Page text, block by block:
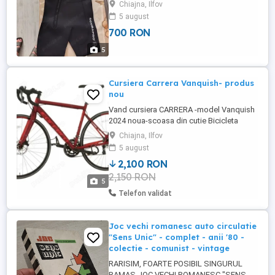
5
Costumul se afla in Comuna Chiajna,
Judetul Ilfov. Nu accept schimburi.
Chiajna, Ilfov
5 august
700 RON
5
Cursiera Carrera Vanquish- produs
nou
Vand cursiera CARRERA -model Vanquish
2024 noua-scoasa din cutie Bicicleta
adusa recent din Uk packed si
asamblata+ full calibrare in Dechatlon .
Pentru cunoscatori pasionati : cadru aliaj
aluminiu Greutate max 11.5kg Echipare
Shimano . Discuri frana mecanice Trek
Marime cadru L. Schimbatoare ...
Chiajna, Ilfov
5 august
2,100 RON
2,150 RON
Telefon validat
Joc vechi romanesc auto circulatie
"Sens Unic" - complet - anii '80 -
colectie - comunist - vintage
RARISIM, FOARTE POSIBIL SINGURUL